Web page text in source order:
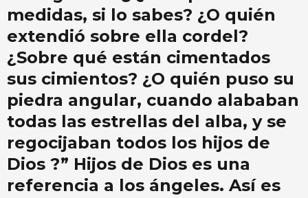
medidas, si lo sabes? ¿O quién
extendió sobre ella cordel?
¿Sobre qué están cimentados
sus cimientos? ¿O quién puso su
piedra angular, cuando alababan
todas las estrellas del alba, y se
regocijaban todos los hijos de
Dios ?” Hijos de Dios es una
referencia a los ángeles. Así es